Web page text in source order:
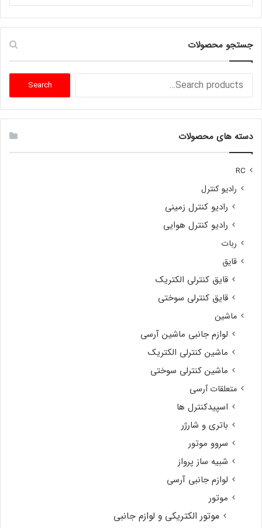
جستجو محصولات
Search
Search
دسته های محصولات
RC
رادیو کنترل
رادیو کنترل زمینی
رادیو کنترل هوایی
ربات
قایق
قایق کنترلی الکتریک
قایق کنترلی سوختی
ماشین
لوازم جانبی ماشین آرسی
ماشین کنترلی الکتریک
ماشین کنترلی سوختی
متعلقات آرسی
اسپیدکنترل ها
باتری و شارژر
سروو موتور
شبیه ساز پرواز
لوازم جانبی آرسی
موتور
موتور الکتریکی و لوازم جانبی